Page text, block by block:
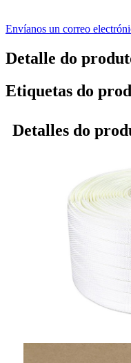
Envíanos un correo
Detalle do
Etiquetas do
Detalles do